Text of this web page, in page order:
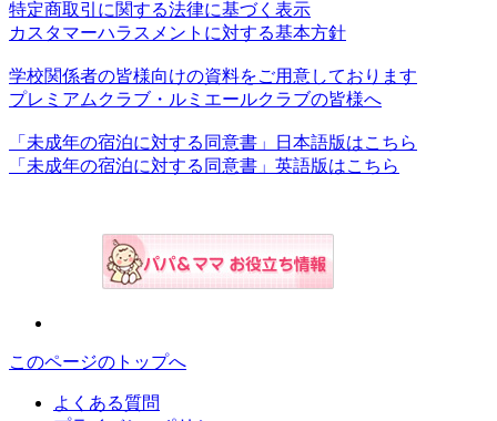
特定商取引に関する法律に基づく表示
カスタマーハラスメントに対する基本方針
学校関係者の皆様向けの資料をご用意しております
プレミアムクラブ・ルミエールクラブの皆様へ
「未成年の宿泊に対する同意書」日本語版はこちら
「未成年の宿泊に対する同意書」英語版はこちら
このページのトップへ
よくある質問